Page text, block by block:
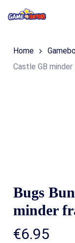
content
Home
Castle GB minder
Bugs
minder
€6.95